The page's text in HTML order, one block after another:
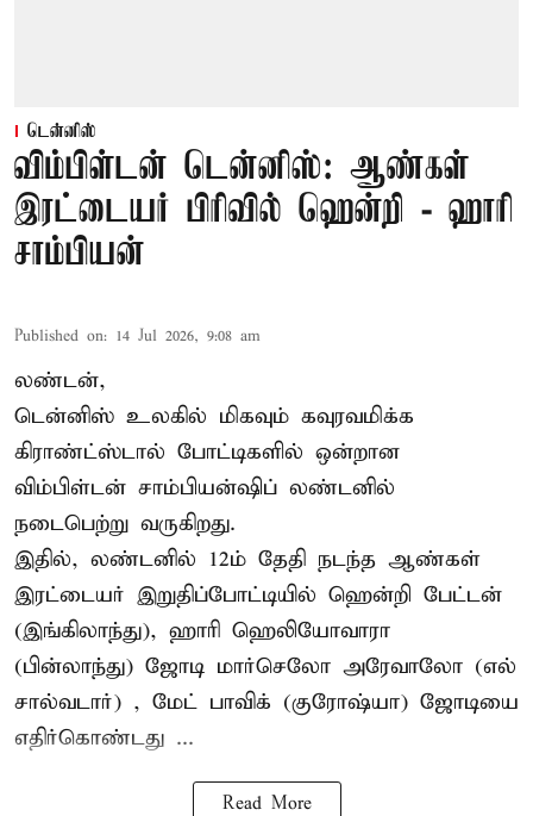
டென்னிஸ்
விம்பிள்டன் டென்னிஸ்: ஆண்கள்
இரட்டையர் பிரிவில் ஹென்றி - ஹாரி
சாம்பியன்
Published on: 14 Jul 2026, 9:08 am
லண்டன்,
டென்னிஸ் உலகில் மிகவும் கவுரவமிக்க
கிராண்ட்ஸ்டால் போட்டிகளில் ஒன்றான
விம்பிள்டன் சாம்பியன்ஷிப் லண்டனில்
நடைபெற்று வருகிறது.
இதில், லண்டனில் 12ம் தேதி நடந்த ஆண்கள்
இரட்டையர் இறுதிப்போட்டியில் ஹென்றி பேட்டன்
(இங்கிலாந்து), ஹாரி ஹெலியோவாரா
(பின்லாந்து) ஜோடி மார்செலோ அரேவாலோ (எல்
சால்வடார்) , மேட் பாவிக் (குரோஷ்யா) ஜோடியை
எதிர்கொண்டது ...
Read More